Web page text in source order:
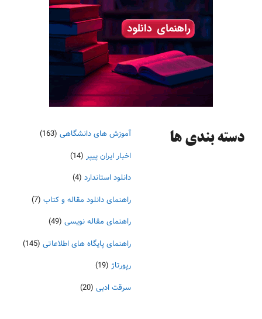
دسته‌ بندی ها آموزش های دانشگاهی (163)
اخبار ایران پیپر (14)
دانلود استاندارد (4)
راهنمای دانلود مقاله و کتاب (7)
راهنمای مقاله نویسی (49)
راهنمای پایگاه های اطلاعاتی (145)
رپورتاژ (19)
سرقت ادبی (20)